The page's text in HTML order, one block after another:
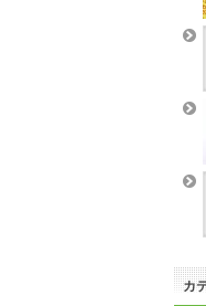
カ